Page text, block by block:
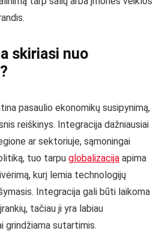
skiriasi nuo
pasaulio ekonomikų susipynimą,
reiškinys. Integracija dažniausiai
ar sektoriuje, sąmoningai
tuo tarpu globalizacija apima
kurį lemia technologijų
Integracija gali būti laikoma
tačiau ji yra labiau
grindžiama sutartimis.